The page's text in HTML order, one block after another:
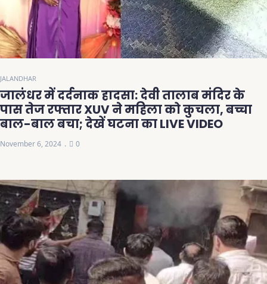
JALANDHAR
जालंधर में दर्दनाक हादसा: देवी तालाब मंदिर के
पास तेज रफ्तार XUV ने महिला को कुचला, बच्चा
बाल-बाल बचा; देखें घटना का LIVE VIDEO
November 6, 2024 0